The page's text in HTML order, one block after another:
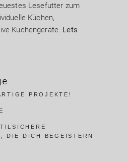
Lesefutter zum
Küchen,
Küchengeräte. Lets
PROJEKTE!
DIE DICH BEGEISTERN